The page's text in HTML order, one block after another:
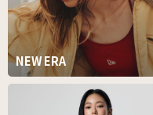
NEW ERA